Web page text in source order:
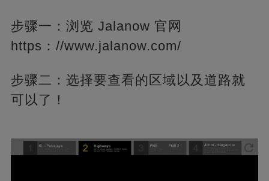
步骤一：浏览 Jalanow 官网
https：//www.jalanow.com/
步骤二：选择要查看的区域以及道路就
可以了！